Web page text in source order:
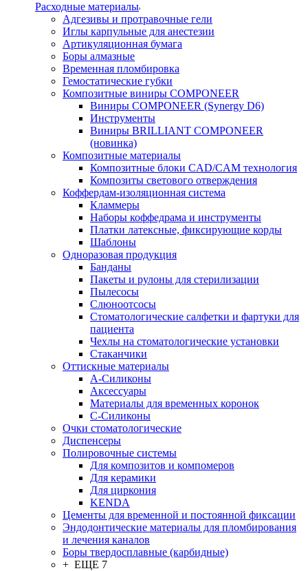
Расходные материалы
Адгезивы и протравочные гели
Иглы карпульные для анестезии
Артикуляционная бумага
Боры алмазные
Временная пломбировка
Гемостатические губки
Композитные виниры COMPONEER
Виниры COMPONEER (Synergy D6)
Инструменты
Виниры BRILLIANT COMPONEER
(новинка)
Композитные материалы
Композитные блоки CAD/СAM технология
Композиты светового отверждения
Коффердам-изоляционная система
Кламмеры
Наборы коффедрама и инструменты
Платки латексные, фиксирующие корды
Шаблоны
Одноразовая продукция
Банданы
Пакеты и рулоны для стерилизации
Пылесосы
Слюноотсосы
Стоматологические салфетки и фартуки для
пациента
Чехлы на стоматологические установки
Стаканчики
Оттискные материалы
А-Силиконы
Аксессуары
Материалы для временных коронок
С-Силиконы
Очки стоматологические
Диспенсеры
Полировочные системы
Для композитов и компомеров
Для керамики
Для циркония
KENDA
Цементы для временной и постоянной фиксации
Эндодонтические материалы для пломбирования
и лечения каналов
Боры твердосплавные (карбидные)
+ ЕЩЕ 7